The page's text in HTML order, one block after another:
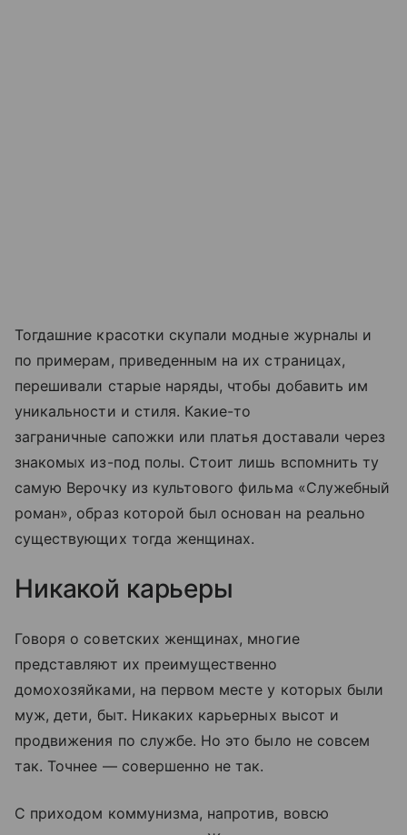
Тогдашние красотки скупали модные журналы и
по примерам, приведенным на их страницах,
перешивали старые наряды, чтобы добавить им
уникальности и стиля. Какие-то
заграничные сапожки или платья доставали через
знакомых из-под полы. Стоит лишь вспомнить ту
самую Верочку из культового фильма «Служебный
роман», образ которой был основан на реально
существующих тогда женщинах.
Никакой карьеры
Говоря о советских женщинах, многие
представляют их преимущественно
домохозяйками, на первом месте у которых были
муж, дети, быт. Никаких карьерных высот и
продвижения по службе. Но это было не совсем
так. Точнее — совершенно не так.
С приходом коммунизма, напротив, вовсю